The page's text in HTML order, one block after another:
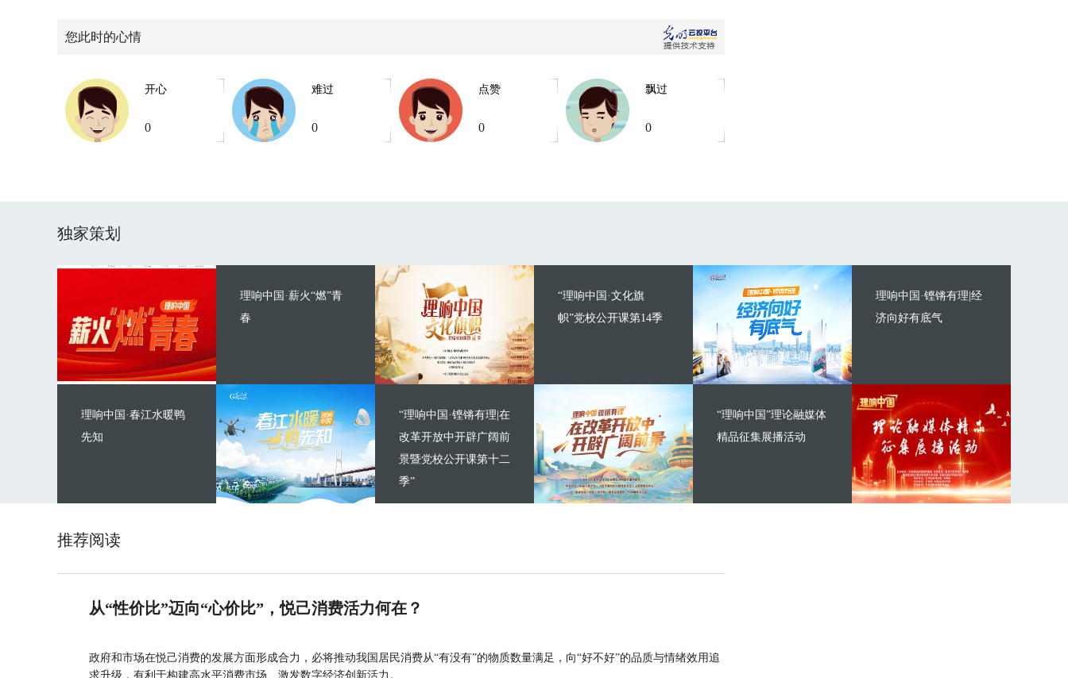
您此时的心情
开心
0
难过
0
点赞
0
飘过
0
独家策划
理响中国·薪火“燃”青
春
理响中国·春江水暖鸭
先知
“理响中国·文化旗
帜”党校公开课第14季
“理响中国·铿锵有理|在
改革开放中开辟广阔前
景暨党校公开课第十二
季”
理响中国·铿锵有理|经
济向好有底气
“理响中国”理论融媒体
精品征集展播活动
推荐阅读
从“性价比”迈向“心价比”，悦己消费活力何在？
政府和市场在悦己消费的发展方面形成合力，必将推动我国居民消费从“有没有”的物质数量满足，向“好不好”的品质与情绪效用追
求升级，有利于构建高水平消费市场、激发数字经济创新活力。